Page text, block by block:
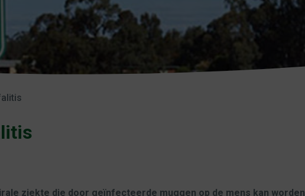
ziekte die door geïnfecteerde muggen op de mens kan worden